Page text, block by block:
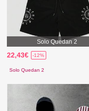
Solo Quedan 2
22,43€ -12%
Solo Quedan 2